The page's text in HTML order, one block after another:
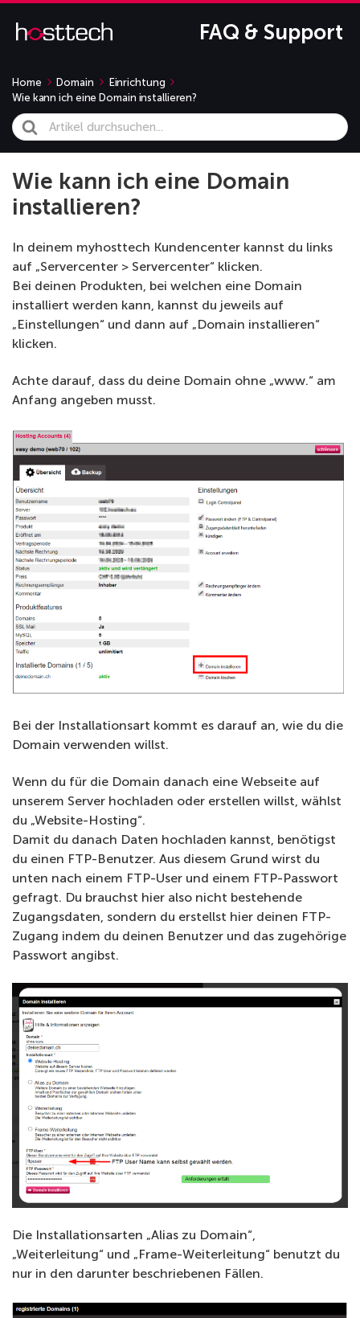
FAQ & Support
Home Domain
Einrichtung
Wie kann ich eine Domain installieren?
Search
For
Wie kann ich eine Domain
installieren?
In deinem myhosttech Kundencenter kannst du links
auf „Servercenter > Servercenter“ klicken.
Bei deinen Produkten, bei welchen eine Domain
installiert werden kann, kannst du jeweils auf
„Einstellungen“ und dann auf „Domain installieren“
klicken.
Achte darauf, dass du deine Domain ohne „www.“ am
Anfang angeben musst.
Bei der Installationsart kommt es darauf an, wie du die
Domain verwenden willst.
Wenn du für die Domain danach eine Webseite auf
unserem Server hochladen oder erstellen willst, wählst
du „Website-Hosting“.
Damit du danach Daten hochladen kannst, benötigst
du einen FTP-Benutzer. Aus diesem Grund wirst du
unten nach einem FTP-User und einem FTP-Passwort
gefragt. Du brauchst hier also nicht bestehende
Zugangsdaten, sondern du erstellst hier deinen FTP-
Zugang indem du deinen Benutzer und das zugehörige
Passwort angibst.
Die Installationsarten „Alias zu Domain“,
„Weiterleitung“ und „Frame-Weiterleitung“ benutzt du
nur in den darunter beschriebenen Fällen.